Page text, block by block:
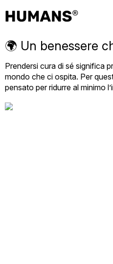
📦 Spedizione
🌍 Un benessere
Prendersi cura di sé significa
mondo che ci ospita. Per
pensato per ridurre al minimo